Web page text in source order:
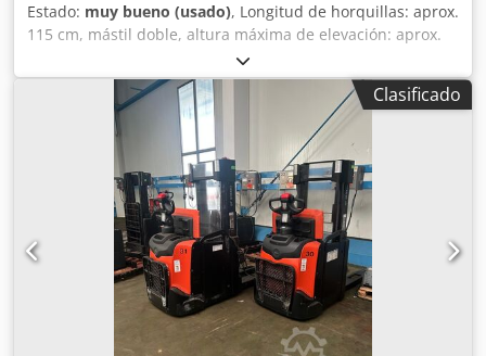
Estado: muy bueno (usado), Longitud de horquillas: aprox.
115 cm, mástil doble, altura máxima de elevación: aprox.
320 cm, capacidad máxima de carga: aprox. 1000 kg, peso
sin batería: aprox. 1040 kg, año de fabricación: 2018,
defectos conocidos: la horquilla no eleva y la batería está
descargada. Apilador de gran elevación BT SPE 200 DN.
Djdpfxoyu Tfbo Anmjck
Clasificado